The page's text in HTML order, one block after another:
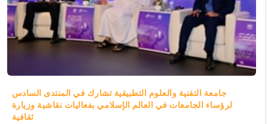
جامعة التقنية والعلوم التطبيقية تشارك في المنتدى السادس
لرؤساء الجامعات في العالم الإسلامي بفعاليات نقاشية وزيارة
ثقافية